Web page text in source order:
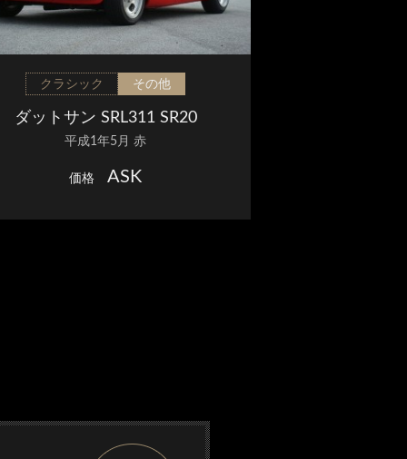
クラシック その他
ダットサン SRL311 SR20
平成1年5月 赤
価格 ASK